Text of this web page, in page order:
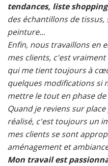
tendances, liste
des échantillons de
peinture...
Enfin, nous travaillons en
mes clients, c'est
qui me tient toujours à
quelques modifications si
mettre le tout en phase
Quand je reviens sur
réalisé, c'est toujours un
mes clients se sont
aménagement et
Mon travail est